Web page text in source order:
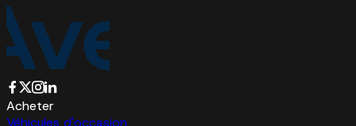
Acheter
Véhicules d'occasion